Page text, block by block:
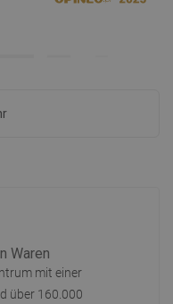
Waren
mit einer
über 160.000